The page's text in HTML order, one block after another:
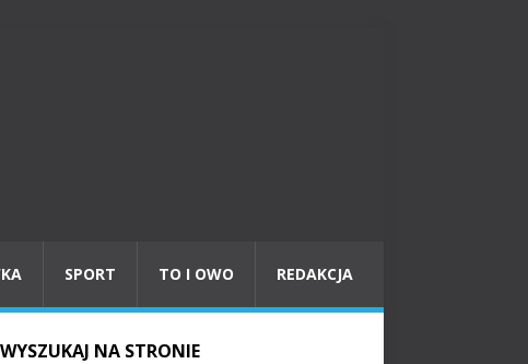
SPORT TO I OWO REDAKCJA
WYSZUKAJ NA STRONIE